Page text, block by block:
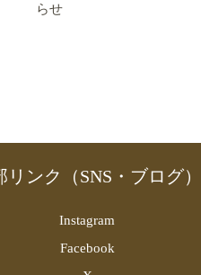
らせ
リンク（SNS・ブログ）
Instagram
Facebook